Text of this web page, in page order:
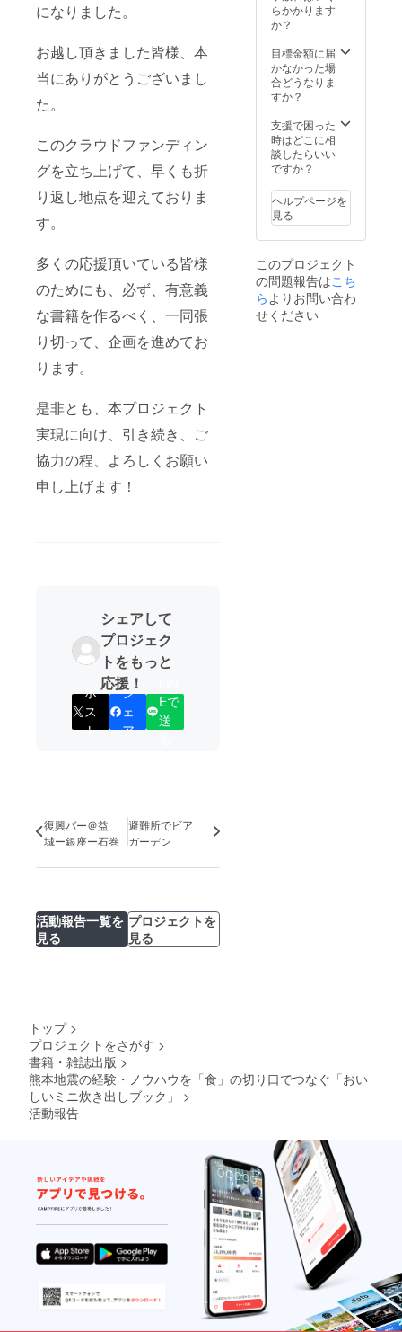
になりました。
お越し頂きました皆様、本
当にありがとうございまし
た。
このクラウドファンディン
グを立ち上げて、早くも折
り返し地点を迎えておりま
す。
多くの応援頂いている皆様
のためにも、必ず、有意義
な書籍を作るべく、一同張
り切って、企画を進めてお
ります。
是非とも、本プロジェクト
実現に向け、引き続き、ご
協力の程、よろしくお願い
申し上げます！
シェアして
プロジェク
トをもっと
応援！
ポ
ス
ト
シ
ェ
ア
Eで
送
復興バー＠益
城ー銀座ー石巻
避難所でビア
ガーデン
活動報告一覧を
見る
プロジェクトを
見る
松下醸
力頂
き、ご
提供さ
りま
す。 松
下醸造
HP
ww7.pla
la.or.jp/
sakura
nosat_/
ターン
商品は
本プロ
ジェク
ト趣旨
本県益
城晩酌
・球磨
焼酎３
本＆特
選馬刺
ト ※本
リター
ン商品
は本プ
クト趣
旨にご
理解、
ご賛同
した有
限会社
松下醸
造場様
にご協
いただ
きま
協熊本
HP
ww.san
kyo-
kumam
oto.info/
■書籍
・
SPECIA
L
Sとし
て、お
名前、
団体名
掲載 ・
完成し
た書籍
10冊
■「my
らかかります
か？
目標金額に届
かなかった場
合どうなりま
すか？
支援で困った
時はどこに相
談したらいい
ですか？
ヘルプページを
見る
このプロジェクト
の問題報告はこち
ら よりお問い合わ
せください
トップ >
プロジェクトをさがす >
書籍・雑誌出版 >
熊本地震の経験・ノウハウを「食」の切り口でつなぐ「おい
しいミニ炊き出しブック」
>
活動報告